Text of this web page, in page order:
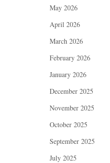
May 2026
April 2026
March 2026
February 2026
January 2026
December 2025
November 2025
October 2025
September 2025
July 2025